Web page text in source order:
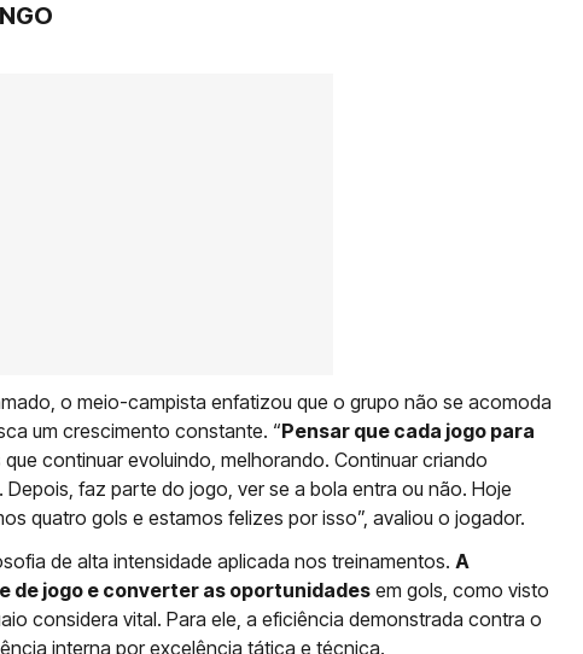
o meio-campista enfatizou que o grupo não se acomoda
um crescimento constante. “Pensar que cada jogo para
que continuar evoluindo, melhorando. Continuar criando
faz parte do jogo, ver se a bola entra ou não. Hoje
quatro gols e estamos felizes por isso”, avaliou o jogador.
de alta intensidade aplicada nos treinamentos. A
de jogo e converter as oportunidades em gols, como visto
considera vital. Para ele, a eficiência demonstrada contra o
interna por excelência tática e técnica.